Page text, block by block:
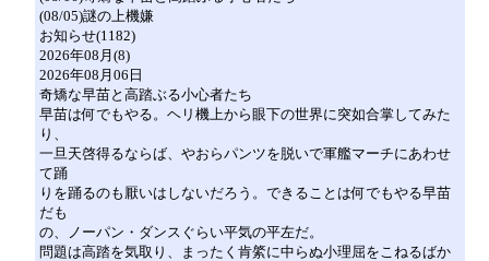
(08/05)謎の上機嫌
お知らせ(1182)
2026年08月(8)
2026年08月06日
奇矯な早苗と高踏ぶる小心者たち
早苗は何でもやる。ヘリ機上から眼下の世界に突如合掌してみた
り、
一旦天啓得るならば、やおらパンツを脱いで軍艦マーチにあわせ
て踊
りを踊るのも厭いはしないだろう。できることは何でもやる早苗
だも
の、ノーパン・ダンスぐらい平気の平左だ。
問題は高踏を気取り、まったく肯綮に中らぬ小理屈をこねるばか